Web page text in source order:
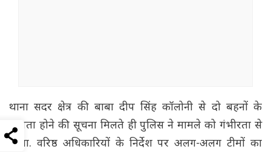
थाना सदर क्षेत्र की बाबा दीप सिंह कॉलोनी से दो बहनों के
लापता होने की सूचना मिलते ही पुलिस ने मामले को गंभीरता से
लिया. वरिष्ठ अधिकारियों के निर्देश पर अलग-अलग टीमों का